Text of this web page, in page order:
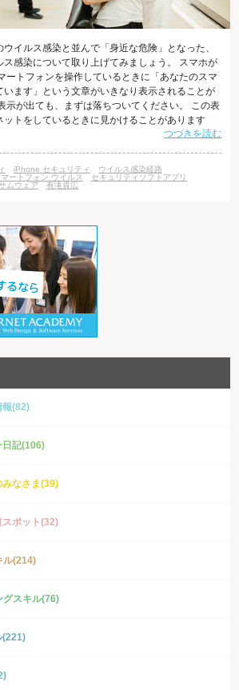
イルス感染と並んで「身近な危険」となった、
ス感染について取り上げてみましょう。 スマホが
ートフォンを操作しているときに「あなたのスマ
ます」という文章がいきなり表示されることが
示が出ても、まずは落ちついてください。 この表
トをしているときに見かけることがあります
いる」という表示で驚かせてユーザーの動揺をあ
をタップしたりしないでください。 最近のスマ
多くの場合、 感染すると持ち主に気づかれないよ
つづきを読む
iPhone セキュリティ
ウイルス感染経路
マートフォン ウイルス
セキュリティソフトアプリ
ムウェア 有滝貴広
報(82)
日記(106)
なさま(39)
スポット(32)
ル(214)
グスキル(76)
(221)